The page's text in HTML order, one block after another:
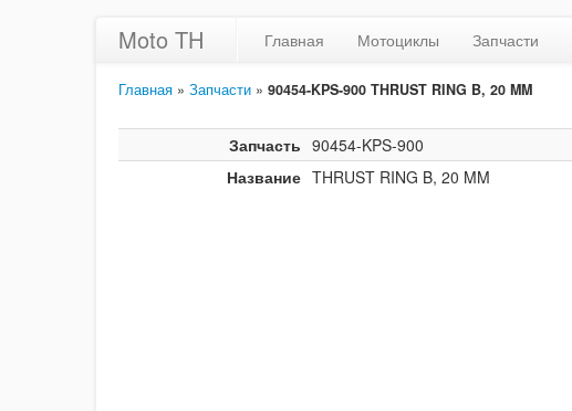
Moto TH Главная Мотоциклы Запчасти
Главная » Запчасти » 90454-KPS-900 THRUST RING B, 20 MM
Запчасть 90454-KPS-900
Название THRUST RING B, 20 MM